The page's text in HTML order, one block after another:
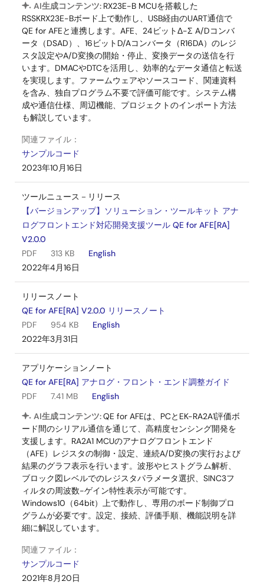
AI生成コンテンツ: RX23E-B MCUを搭載した
RSSKRX23E-Bボード上で動作し、USB経由のUART通信で
QE for AFEと連携します。AFE、24ビットΔ-Σ A/Dコンバ
ータ（DSAD）、16ビットD/Aコンバータ（R16DA）のレジ
スタ設定やA/D変換の開始・停止、変換データの送信を行
います。DMACやDTCを活用し、効率的なデータ通信と転送
を実現します。ファームウェアやソースコード、関連資料
を含み、独自プログラム不要で評価可能です。システム構
成や通信仕様、周辺機能、プロジェクトのインポート方法
も解説しています。
関連ファイル：
サンプルコード
2023年10月16日
ツールニュース－リリース
【バージョンアップ】ソリューション・ツールキット アナ
ログフロントエンド対応開発支援ツール QE for AFE[RA]
V2.0.0
PDF
313 KB
English
2022年4月16日
リリースノート
QE for AFE[RA] V2.0.0 リリースノート
PDF
954 KB
English
2022年3月31日
アプリケーションノート
QE for AFE[RA] アナログ・フロント・エンド調整ガイド
PDF
7.41 MB
English
AI生成コンテンツ:QE for AFEは、PCとEK-RA2A1評価ボ
ード間のシリアル通信を通じて、高精度センシング開発を
支援します。RA2A1 MCUのアナログフロントエンド
（AFE）レジスタの制御・設定、連続A/D変換の実行および
結果のグラフ表示を行います。波形やヒストグラム解析、
ブロック図レベルでのレジスタパラメータ選択、SINC3フ
ィルタの周波数-ゲイン特性表示が可能です。
Windows10（64bit）上で動作し、専用のボード制御プロ
グラムが必要です。設定、接続、評価手順、機能説明を詳
細に解説しています。
関連ファイル：
サンプルコード
2021年8月20日